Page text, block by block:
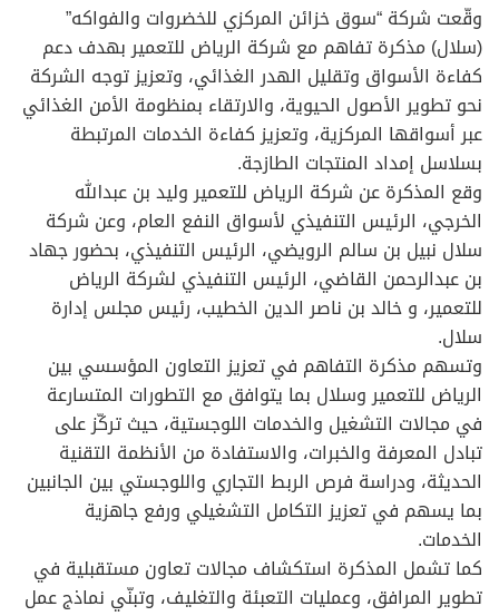
وقّعت شركة “سوق خزائن المركزي للخضروات والفواكه”
(سلال) مذكرة تفاهم مع شركة الرياض للتعمير بهدف دعم
كفاءة الأسواق وتقليل الهدر الغذائي، وتعزيز توجه الشركة
نحو تطوير الأصول الحيوية، والارتقاء بمنظومة الأمن الغذائي
عبر أسواقها المركزية، وتعزيز كفاءة الخدمات المرتبطة
بسلاسل إمداد المنتجات الطازجة.
وقع المذكرة عن شركة الرياض للتعمير وليد بن عبدالله
الخرجي، الرئيس التنفيذي لأسواق النفع العام، وعن شركة
سلال نبيل بن سالم الرويضي، الرئيس التنفيذي، بحضور جهاد
بن عبدالرحمن القاضي، الرئيس التنفيذي لشركة الرياض
للتعمير، و خالد بن ناصر الدين الخطيب، رئيس مجلس إدارة
سلال.
وتسهم مذكرة التفاهم في تعزيز التعاون المؤسسي بين
الرياض للتعمير وسلال بما يتوافق مع التطورات المتسارعة
في مجالات التشغيل والخدمات اللوجستية، حيث تركّز على
تبادل المعرفة والخبرات، والاستفادة من الأنظمة التقنية
الحديثة، ودراسة فرص الربط التجاري واللوجستي بين الجانبين
بما يسهم في تعزيز التكامل التشغيلي ورفع جاهزية
الخدمات.
كما تشمل المذكرة استكشاف مجالات تعاون مستقبلية في
تطوير المرافق، وعمليات التعبئة والتغليف، وتبنّي نماذج عمل